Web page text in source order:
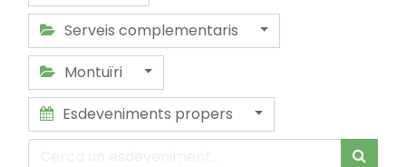
Serveis complementaris
Montuïri
Esdeveniments propers